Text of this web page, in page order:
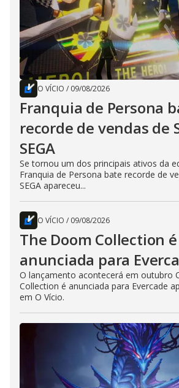
O VÍCIO / 09/08/2026
Franquia de Persona
recorde de vendas de
SEGA
Se tornou um dos principais ativos da
Franquia de Persona bate recorde de
SEGA apareceu...
O VÍCIO / 09/08/2026
The Doom Collection é
anunciada para
O lançamento acontecerá em outubro
Collection é anunciada para Evercade
em O Vício.